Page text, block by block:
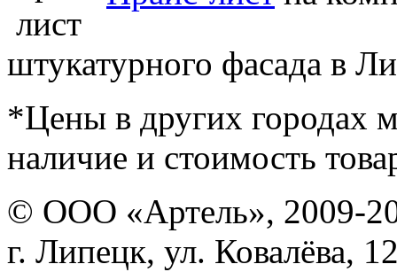
штукатурного фасада в
*Цены в других городах
наличие и стоимость
© ООО «Артель», 2009-
г. Липецк, ул. Ковалёва,